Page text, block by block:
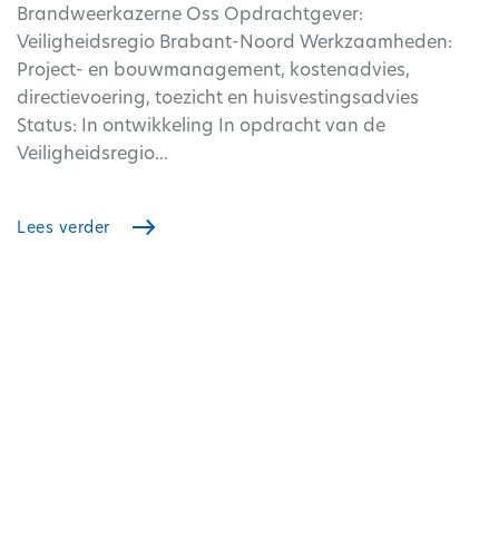
Brandweerkazerne Oss Opdrachtgever:
Veiligheidsregio Brabant-Noord Werkzaamheden:
Project- en bouwmanagement, kostenadvies,
directievoering, toezicht en huisvestingsadvies
Status: In ontwikkeling In opdracht van de
Veiligheidsregio...
Lees verder